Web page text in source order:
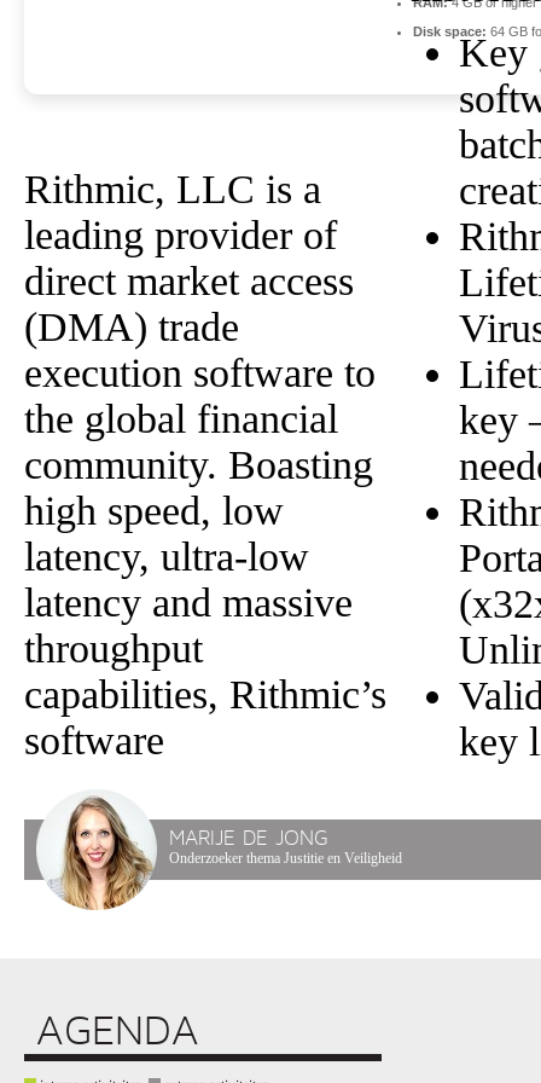
Disk space: 64 GB
Rithmic, LLC is a
leading provider of
direct market access
(DMA) trade
execution software to
the global financial
community. Boasting
high speed, low
latency, ultra-low
latency and massive
throughput
capabilities, Rithmic’s
software
Key
key
key
MARIJE DE JONG
Onderzoeker thema Justitie en Veiligheid
AGENDA